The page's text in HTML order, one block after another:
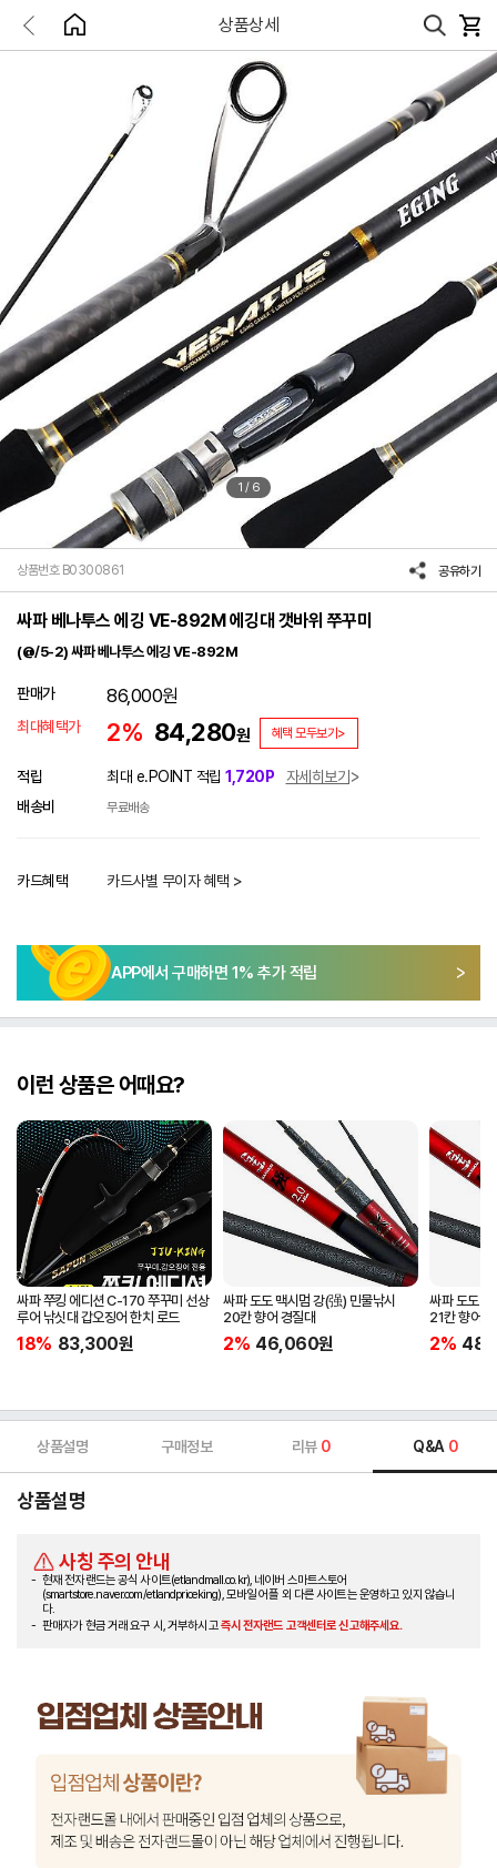
상품상세
1 / 6
상품번호 B0300861 공유하기
싸파 베나투스 에깅 VE-892M 에깅대 갯바위 쭈꾸미
(@/5-2) 싸파 베나투스 에깅 VE-892M
판매가 86,000원
최대혜택가 2% 84,280원 혜택 모두보기>
적립 최대 e.POINT 적립 1,720P
자세히보기
배송비
무료배송
카드혜택 카드사별 무이자 혜택 >
APP에서 구매하면 1% 추가 적립
이런 상품은 어때요?
싸파 쭈킹 에디션 C-170 쭈꾸미 선상
루어 낚싯대 갑오징어 한치 로드
18% 83,300원
싸파 도도 맥시멈 강(强) 민물낚시
20칸 향어 경질대
2% 46,060원
싸파 도도
21칸 향어
2%
상품설명 구매정보 리뷰 0 Q&A 0
상품설명
사칭 주의 안내
현재 전자랜드는 공식 사이트(etlandmall.co.kr), 네이버 스마트스토어
(smartstore.naver.com/etlandpriceking), 모바일 어플 외 다른 사이트는 운영하고 있지 않습니
다.
판매자가 현금 거래 요구 시, 거부하시고즉시 전자랜드 고객센터로 신고해주세요.